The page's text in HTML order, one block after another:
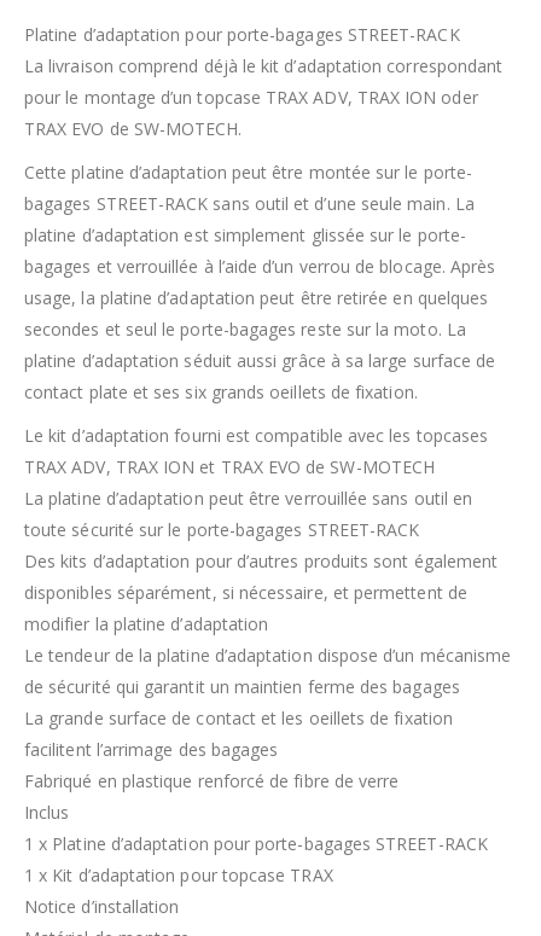
Platine d’adaptation pour porte-bagages STREET-RACK
La livraison comprend déjà le kit d’adaptation correspondant
pour le montage d’un topcase TRAX ADV, TRAX ION oder
TRAX EVO de SW-MOTECH.
Cette platine d’adaptation peut être montée sur le porte-
bagages STREET-RACK sans outil et d’une seule main. La
platine d’adaptation est simplement glissée sur le porte-
bagages et verrouillée à l’aide d’un verrou de blocage. Après
usage, la platine d’adaptation peut être retirée en quelques
secondes et seul le porte-bagages reste sur la moto. La
platine d’adaptation séduit aussi grâce à sa large surface de
contact plate et ses six grands oeillets de fixation.
Le kit d’adaptation fourni est compatible avec les topcases
TRAX ADV, TRAX ION et TRAX EVO de SW-MOTECH
La platine d’adaptation peut être verrouillée sans outil en
toute sécurité sur le porte-bagages STREET-RACK
Des kits d’adaptation pour d’autres produits sont également
disponibles séparément, si nécessaire, et permettent de
modifier la platine d’adaptation
Le tendeur de la platine d’adaptation dispose d’un mécanisme
de sécurité qui garantit un maintien ferme des bagages
La grande surface de contact et les oeillets de fixation
facilitent l’arrimage des bagages
Fabriqué en plastique renforcé de fibre de verre
Inclus
1 x Platine d’adaptation pour porte-bagages STREET-RACK
1 x Kit d’adaptation pour topcase TRAX
Notice d’installation